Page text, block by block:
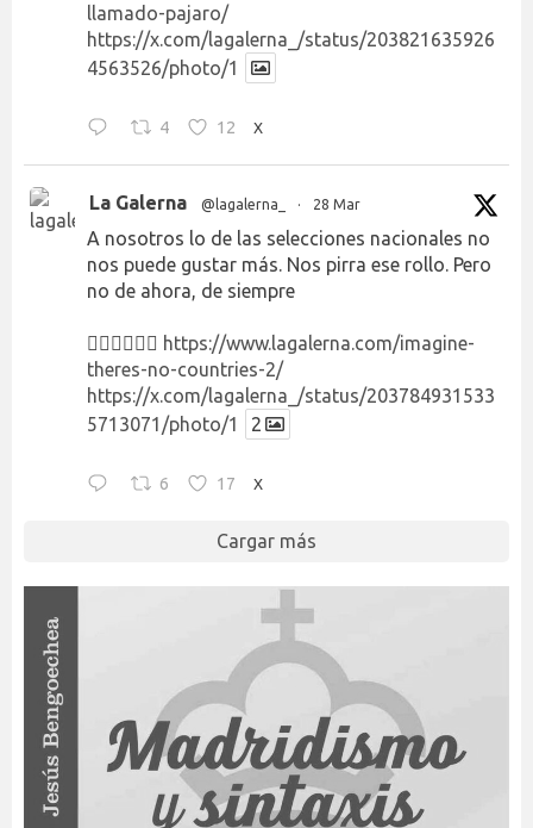
llamado-pajaro/
https://x.com/lagalerna_/status/203821635926
4563526/photo/1
4 12 X
La Galerna @lagalerna_ · 28 Mar
A nosotros lo de las selecciones nacionales no
nos puede gustar más. Nos pirra ese rollo. Pero
no de ahora, de siempre
👉🏻👉🏻👉🏻 https://www.lagalerna.com/imagine-
theres-no-countries-2/
https://x.com/lagalerna_/status/203784931533
5713071/photo/1
2
6 17 X
Cargar más